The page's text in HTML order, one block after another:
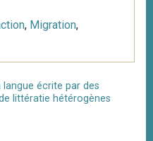
, Migration,
langue écrite par des
littératie hétérogènes